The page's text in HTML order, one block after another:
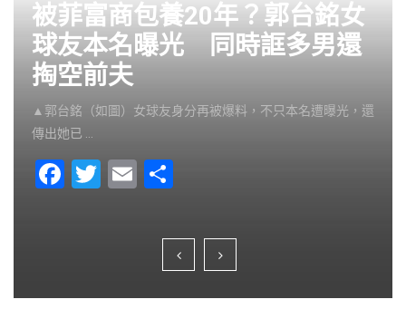
被菲富商包養20年？郭台銘女
球友本名曝光 同時誆多男還
掏空前夫
▲郭台銘（如圖）女球友身分再被爆料，不只本名遭曝光，還
傳出她已 …
F
b
T
E
ar
e